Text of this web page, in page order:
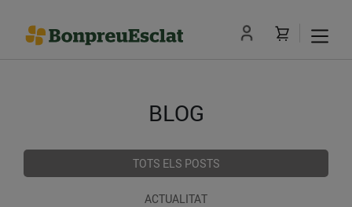
BLOG
TOTS ELS POSTS
ACTUALITAT